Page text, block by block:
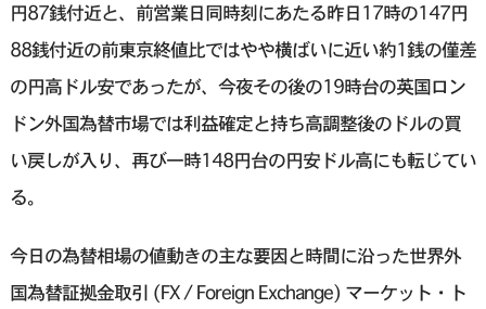
円87銭付近と、前営業日同時刻にあたる昨日17時の147円
88銭付近の前東京終値比ではやや横ばいに近い約1銭の僅差
の円高ドル安であったが、今夜その後の19時台の英国ロン
ドン外国為替市場では利益確定と持ち高調整後のドルの買
い戻しが入り、再び一時148円台の円安ドル高にも転じてい
る。
今日の為替相場の値動きの主な要因と時間に沿った世界外
国為替証拠金取引 (FX / Foreign Exchange) マーケット・ト